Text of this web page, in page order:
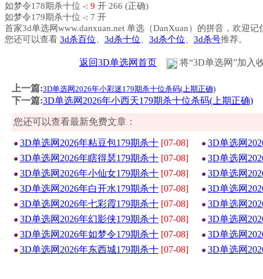
如梦令178期杀十位 -: 9 开 266 (正确)
如梦令179期杀十位 -: 7 开
首家3d单选网www.danxuan.net 单选（DanXuan）的拼音，欢迎记
您还可以查看 3d杀百位 3d杀十位 3d杀个位 3d杀号推荐。
返回3D单选网首页 将“3D单选网”加入
上一篇:3D单选网2026年小彩迷179期杀十位杀码(上期正确)
下一篇:3D单选网2026年小西天179期杀十位杀码(上期正确)
您还可以查看最新免费文章：
3D单选网2026年粘豆包179期杀十 [07-08]
3D单选网
3D单选网2026年瞎得瑟179期杀十 [07-08]
3D单选网
3D单选网2026年小仙女179期杀十 [07-08]
3D单选网
3D单选网2026年白开水179期杀十 [07-08]
3D单选网
3D单选网2026年七彩霞179期杀十 [07-08]
3D单选网
3D单选网2026年幻影侠179期杀十 [07-08]
3D单选网
3D单选网2026年如梦令179期杀十 [07-08]
3D单选网
3D单选网2026年东西城179期杀十 [07-08] 3D单选网